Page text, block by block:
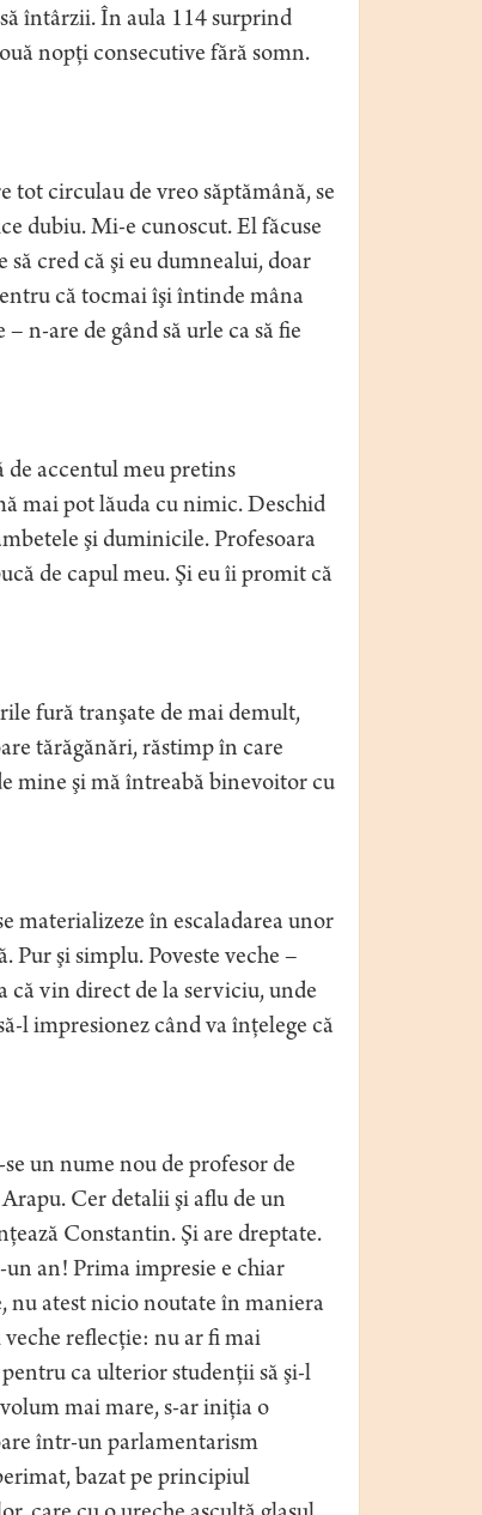
întârzii. În aula 114 surprind
nopţi consecutive fără somn.
tot circulau de vreo săptămână, se
dubiu. Mi-e cunoscut. El făcuse
cred că şi eu dumnealui, doar
că tocmai îşi întinde mâna
n-are de gând să urle ca să fie
de accentul meu pretins
mai pot lăuda cu nimic. Deschid
şi duminicile. Profesoara
de capul meu. Şi eu îi promit că
fură tranşate de mai demult,
tărăgănări, răstimp în care
mine şi mă întreabă binevoitor cu
materializeze în escaladarea unor
Pur şi simplu. Poveste veche –
că vin direct de la serviciu, unde
l impresionez când va înţelege că
un nume nou de profesor de
Cer detalii şi aflu de un
Constantin. Şi are dreptate.
an! Prima impresie e chiar
nu atest nicio noutate în maniera
reflecţie: nu ar fi mai
ca ulterior studenţii să şi-l
mai mare, s-ar iniţia o
într-un parlamentarism
bazat pe principiul